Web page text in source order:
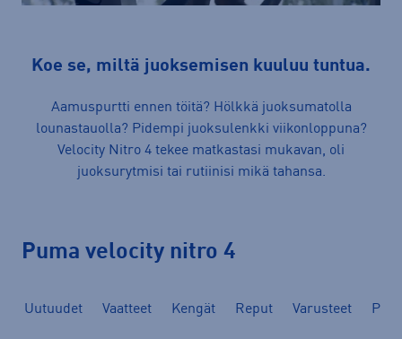
Koe se, miltä juoksemisen kuuluu tuntua.
Aamuspurtti ennen töitä? Hölkkä juoksumatolla
lounastauolla? Pidempi juoksulenkki viikonloppuna?
Velocity Nitro 4 tekee matkastasi mukavan, oli
juoksurytmisi tai rutiinisi mikä tahansa.
Puma velocity nitro 4
Uutuudet Vaatteet Kengät Reput Varusteet